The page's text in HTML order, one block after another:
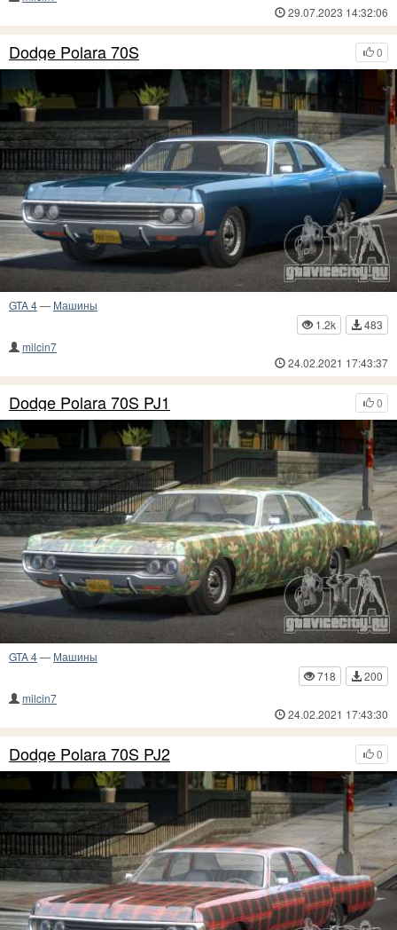
29.07.2023 14:32:06
0
Dodge Polara 70S
GTA 4— Машины
1.2k
483
milcin7
24.02.2021 17:43:37
0
Dodge Polara 70S PJ1
GTA 4— Машины
718
200
milcin7
24.02.2021 17:43:30
0
Dodge Polara 70S PJ2